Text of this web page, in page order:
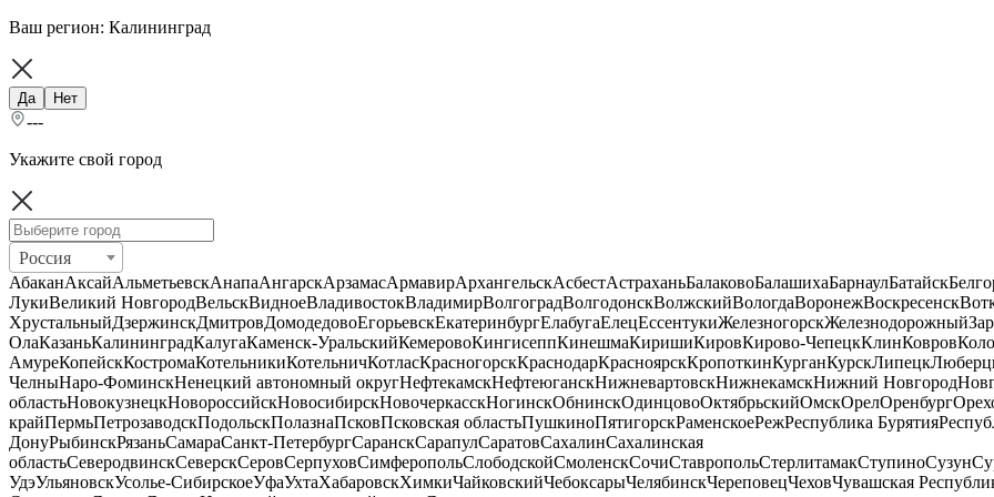
Ваш регион: Калининград
Да Нет
---
Укажите свой город
Россия
АбаканАксайАльметьевскАнапаАнгарскАрзамасАрмавирАрхангельскАсбестАстраханьБалаковоБалашихаБарнаулБатайск
ЛукиВеликий НовгородВельскВидноеВладивостокВладимирВолгоградВолгодонскВолжскийВологдаВоронежВоскресенск
ХрустальныйДзержинскДмитровДомодедовоЕгорьевскЕкатеринбургЕлабугаЕлецЕссентукиЖелезногорскЖелезнодорожный
ОлаКазаньКалининградКалугаКаменск-УральскийКемеровоКингисеппКинешмаКиришиКировКирово-ЧепецкКлинКовров
АмуреКопейскКостромаКотельникиКотельничКотласКрасногорскКраснодарКрасноярскКропоткинКурганКурскЛипецк
ЧелныНаро-ФоминскНенецкий автономный округНефтекамскНефтеюганскНижневартовскНижнекамскНижний Новгород
областьНовокузнецкНовороссийскНовосибирскНовочеркасскНогинскОбнинскОдинцовоОктябрьскийОмскОрелОренбург
крайПермьПетрозаводскПодольскПолазнаПсковПсковская областьПушкиноПятигорскРаменскоеРежРеспублика Бурятия
ДонуРыбинскРязаньСамараСанкт-ПетербургСаранскСарапулСаратовСахалинСахалинская
областьСеверодвинскСеверскСеровСерпуховСимферопольСлободскойСмоленскСочиСтавропольСтерлитамакСтупиноСузун
УдэУльяновскУсолье-СибирскоеУфаУхтаХабаровскХимкиЧайковскийЧебоксарыЧелябинскЧереповецЧеховЧувашская